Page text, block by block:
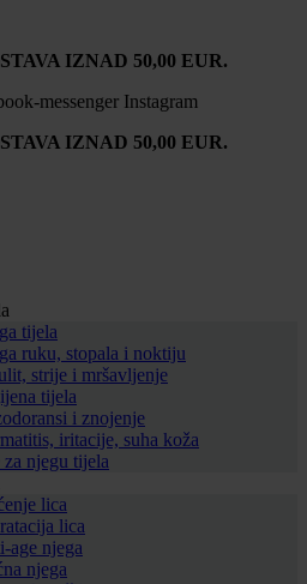
IZNAD 50,00 EUR.
messenger Instagram
IZNAD 50,00 EUR.
tijela
ruku, stopala i noktiju
strije i mršavljenje
tijela
i znojenje
iritacije, suha koža
za njegu tijela
lica
lica
age njega
njega